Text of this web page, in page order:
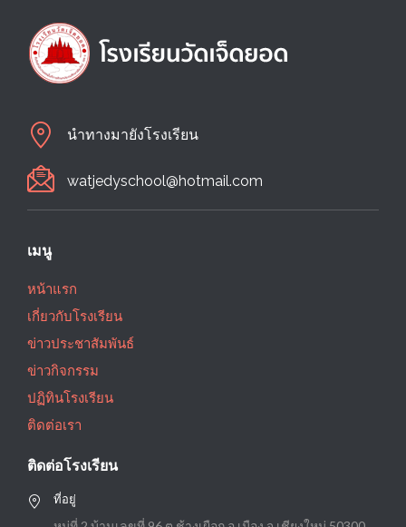
นำทางมายังโรงเรียน
watjedyschool@hotmail.com
เมนู
หน้าแรก
เกี่ยวกับโรงเรียน
ข่าวประชาสัมพันธ์
ข่าวกิจกรรม
ปฏิทินโรงเรียน
ติดต่อเรา
ติดต่อโรงเรียน
ที่อยู่